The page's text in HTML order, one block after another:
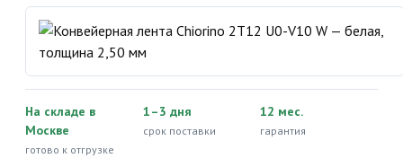
На складе в
Москве
готово к отгрузке
1–3 дня
срок поставки
12 мес.
гарантия